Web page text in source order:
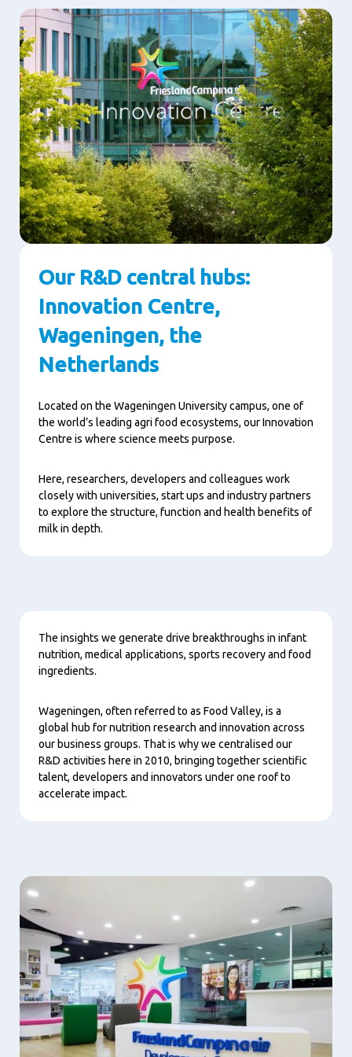
Our R&D central hubs:
Innovation Centre,
Wageningen, the
Netherlands
Located on the Wageningen University campus, one of
the world’s leading agri food ecosystems, our Innovation
Centre is where science meets purpose.
Here, researchers, developers and colleagues work
closely with universities, start ups and industry partners
to explore the structure, function and health benefits of
milk in depth.
Nội
dung
The insights we generate drive breakthroughs in infant
nutrition, medical applications, sports recovery and food
ingredients.
Wageningen, often referred to as Food Valley, is a
global hub for nutrition research and innovation across
our business groups. That is why we centralised our
R&D activities here in 2010, bringing together scientific
talent, developers and innovators under one roof to
accelerate impact.